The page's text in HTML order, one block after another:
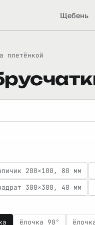
Щебень
плетёнкой
200×100, 80 мм
300×300, 40 мм
ёлочка 90°